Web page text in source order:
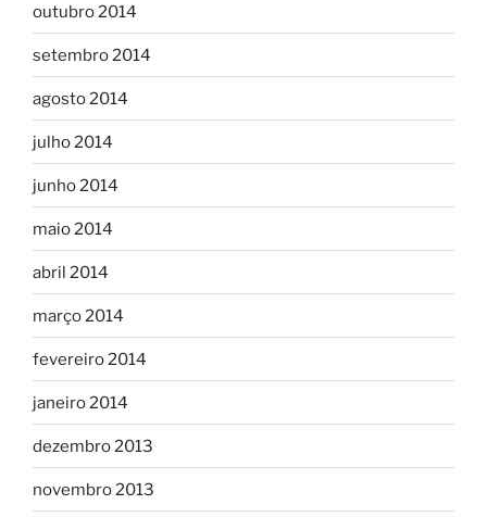
outubro 2014
setembro 2014
agosto 2014
julho 2014
junho 2014
maio 2014
abril 2014
março 2014
fevereiro 2014
janeiro 2014
dezembro 2013
novembro 2013